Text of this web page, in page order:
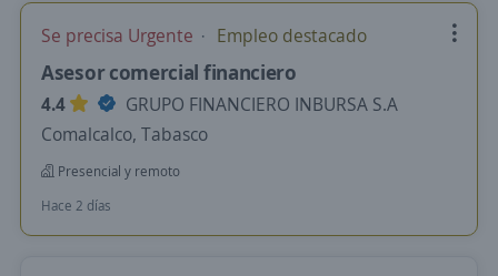
Se precisa Urgente Empleo destacado
Asesor comercial financiero
4.4
GRUPO FINANCIERO INBURSA S.A
Comalcalco, Tabasco
Presencial y remoto
Hace 2 días